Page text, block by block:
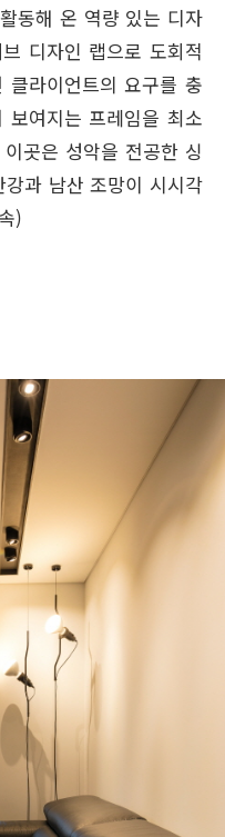
동해 온 역량 있는 디자
디자인 랩으로 도회적
라이언트의 요구를 충
여지는 프레임을 최소
곳은 성악을 전공한 싱
과 남산 조망이 시시각
)